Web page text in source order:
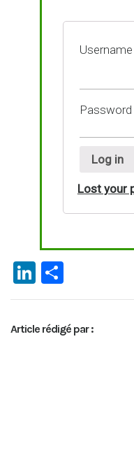
Password
Log in
Lost your
Li
n
ke
dI
ar
ta
g
Article rédigé par :